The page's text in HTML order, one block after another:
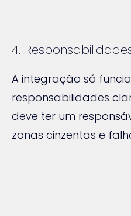
4.
A integração só
responsabilidades
deve ter um
zonas cinzentas e